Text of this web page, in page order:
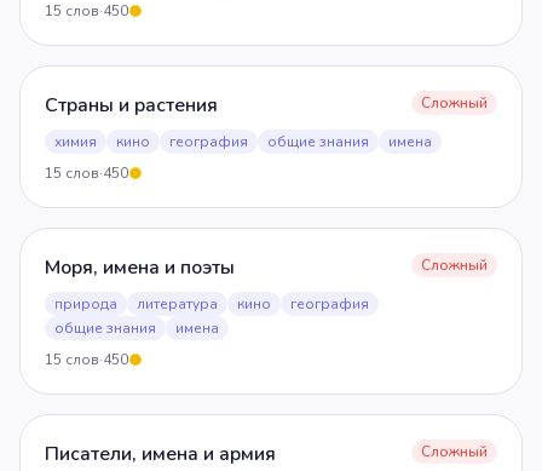
15 слов·450
Страны и растения
Сложный
химия
кино география общие знания
имена
15 слов·450
Моря, имена и поэты
Сложный
природа
литература кино
география
общие знания
имена
15 слов·450
Писатели, имена и армия
Сложный